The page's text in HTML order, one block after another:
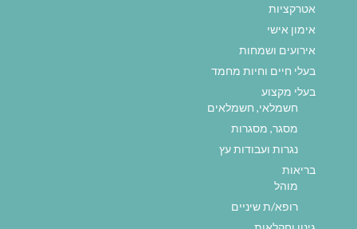
אטרקציות
אימון אישי
אירועים ושמחות
בעלי חיים וחיות מחמד
בעלי מקצוע
חשמלאי, חשמלאים
מסגר, מסגרות
נגרות ועבודות עץ
בריאות
מוהל
רופא/ת שיניים